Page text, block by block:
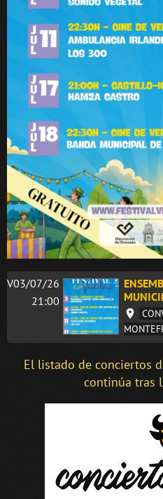
V03/07/26
21:00
El listado de conciertos
continúa tras